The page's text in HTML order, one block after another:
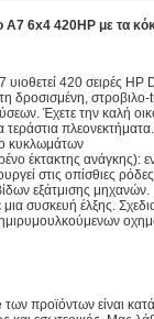
A7 6x4 420HP με τα
420 σειρές HP
δροσισμένη,
Έχετε την καλή
τεράστια
κυκλωμάτων
έκτακτης ανάγκης):
στις οπίσθιες ρόδες
εξάτμισης μηχανών.
συσκευή έλξης.
προϊόντων είναι